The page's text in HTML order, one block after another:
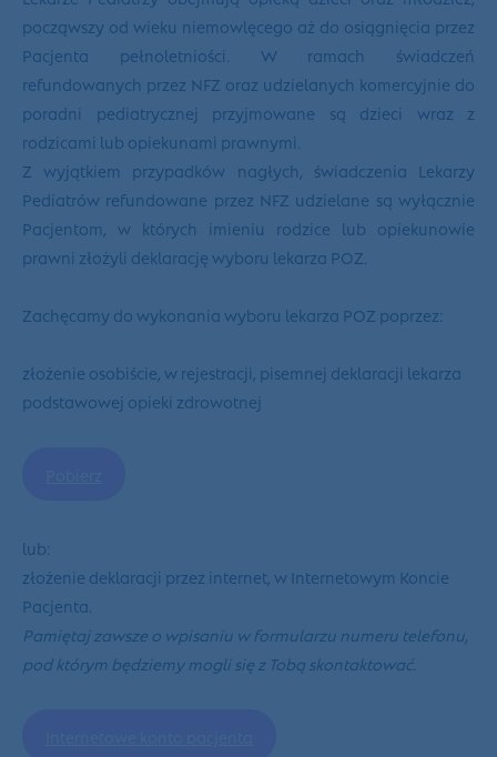
począwszy od wieku niemowlęcego aż do osiągnięcia przez
Pacjenta pełnoletniości. W ramach świadczeń
refundowanych przez NFZ oraz udzielanych komercyjnie do
poradni pediatrycznej przyjmowane są dzieci wraz z
rodzicami lub opiekunami prawnymi.
Z wyjątkiem przypadków nagłych, świadczenia Lekarzy
Pediatrów refundowane przez NFZ udzielane są wyłącznie
Pacjentom, w których imieniu rodzice lub opiekunowie
prawni złożyli deklarację wyboru lekarza POZ.
Zachęcamy do wykonania wyboru lekarza POZ poprzez:
złożenie osobiście, w rejestracji, pisemnej deklaracji lekarza
podstawowej opieki zdrowotnej
lub:
złożenie deklaracji przez internet, w Internetowym Koncie
Pacjenta.
Pamiętaj zawsze o wpisaniu w formularzu numeru telefonu,
pod którym będziemy mogli się z Tobą skontaktować.